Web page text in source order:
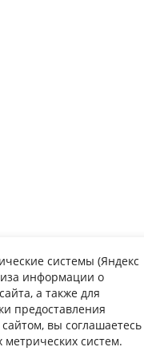
Информация
Каталог
О нас
системы (Яндекс
информации о
а также для
предоставления
вы соглашаетесь
метрических систем.